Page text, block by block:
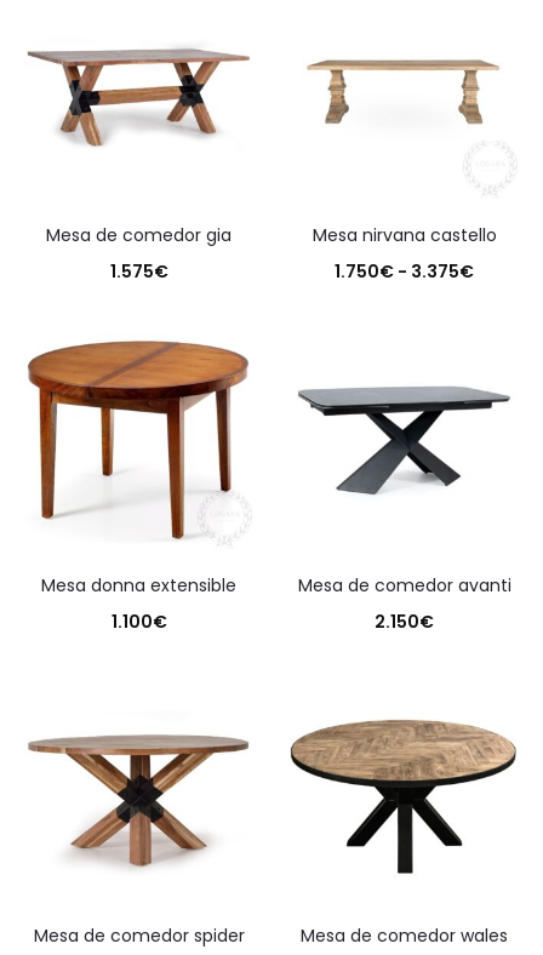
mesa de comedor gia
1.575€
mesa nirvana castello
1.750€ - 3.375€Rango
1.750€
mesa donna extensible
1.100€
mesa de comedor avanti
2.150€
mesa de comedor spider
mesa de comedor wales